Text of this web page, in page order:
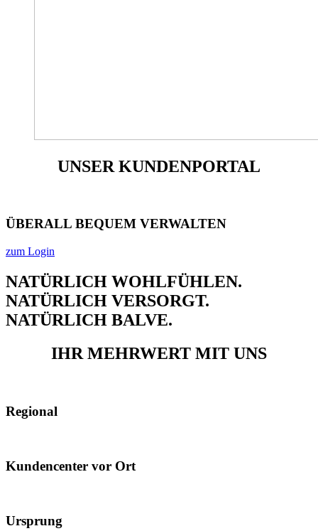
UNSER KUNDENPORTAL
ÜBERALL BEQUEM VERWALTEN
zum Login
NATÜRLICH WOHLFÜHLEN.
NATÜRLICH VERSORGT.
NATÜRLICH BALVE.
IHR MEHRWERT MIT UNS
Regional
Kundencenter vor Ort
Ursprung